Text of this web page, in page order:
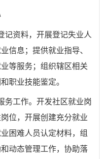
记资料，开展登记失业人
信息；提供就业指导、
等服务；组织辖区相关
职业技能鉴定。
务工作。开发社区就业岗
位，开展创建充分就业
困难人员认定材料，组
动态管理工作，协助落